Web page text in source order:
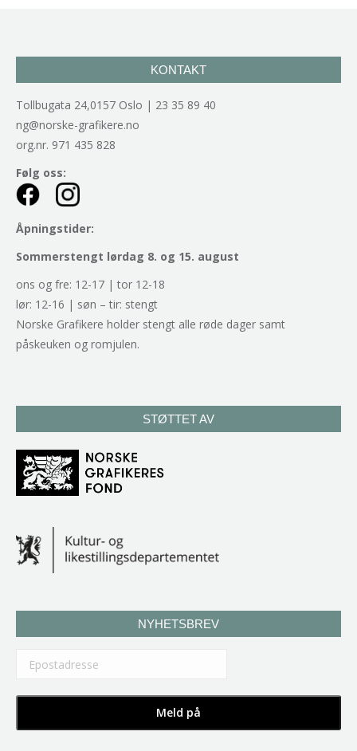
KONTAKT
Tollbugata 24,0157 Oslo | 23 35 89 40
ng@norske-grafikere.no
org.nr. 971 435 828
Følg oss:
Åpningstider:
Sommerstengt lørdag 8. og 15. august
ons og fre: 12-17 | tor 12-18
lør: 12-16 | søn – tir: stengt
Norske Grafikere holder stengt alle røde dager samt
påskeuken og romjulen.
STØTTET AV
NYHETSBREV